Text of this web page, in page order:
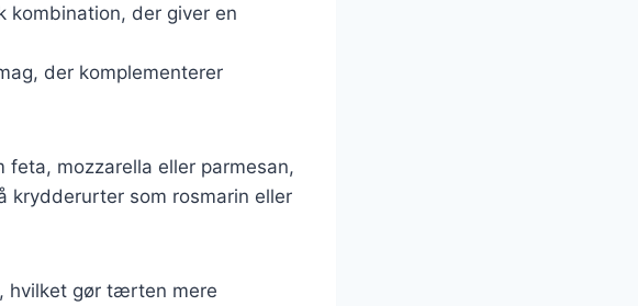
kombination, der giver en
der komplementerer
feta, mozzarella eller parmesan,
krydderurter som rosmarin eller
hvilket gør tærten mere